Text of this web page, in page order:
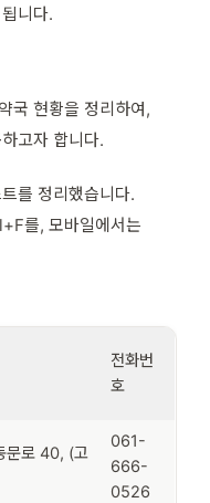
니다.
국 현황을 정리하여,
고자 합니다.
를 정리했습니다.
를, 모바일에서는
전화번
호
문로 40, (고
061-
666-
0526